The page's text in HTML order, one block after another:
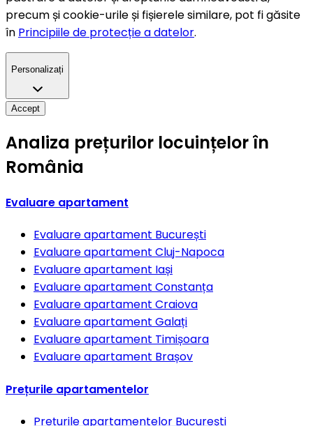
precum și cookie-urile și fișierele similare, pot fi găsite
în Principiile de protecție a datelor.
Personalizați
Accept
Analiza prețurilor locuințelor în
România
Evaluare apartament
Evaluare apartament București
Evaluare apartament Cluj-Napoca
Evaluare apartament Iași
Evaluare apartament Constanța
Evaluare apartament Craiova
Evaluare apartament Galați
Evaluare apartament Timișoara
Evaluare apartament Brașov
Prețurile apartamentelor
Prețurile apartamentelor București